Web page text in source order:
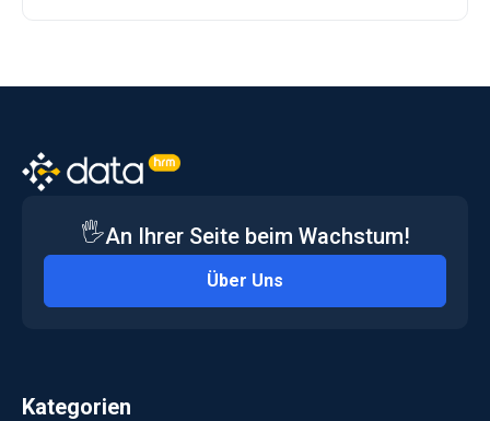
🖐️An Ihrer Seite beim Wachstum!
Über Uns
Kategorien